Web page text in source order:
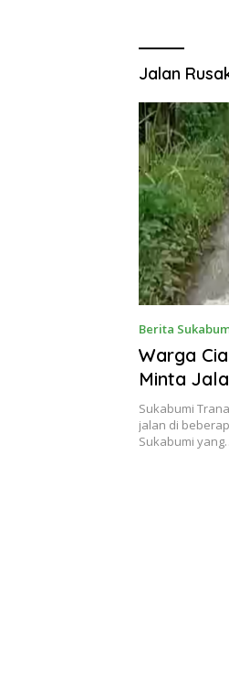
Jalan
Berita
Warga
Minta
Sukabumi
jalan di
Sukabumi